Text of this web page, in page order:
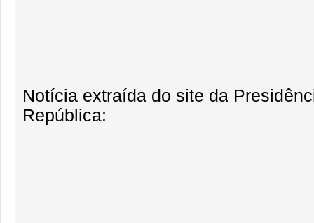
Notícia extraída do site da
República: